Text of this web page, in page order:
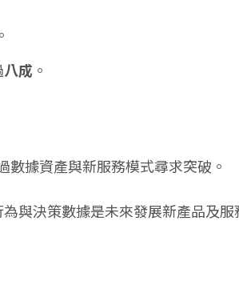
八成 。
據資產與新服務模式尋求突破。
為與決策數據是未來發展新產品及服